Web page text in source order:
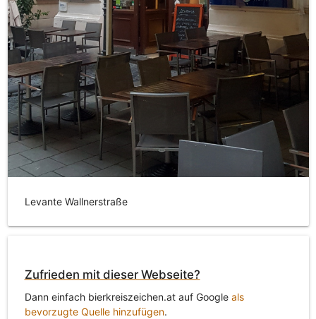
Levante Wallnerstraße
Zufrieden mit dieser Webseite?
Dann einfach bierkreiszeichen.at auf Google als
bevorzugte Quelle hinzufügen.